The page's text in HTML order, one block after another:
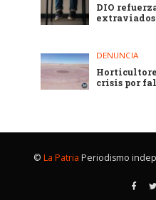
DIO
extraviados
DENUNCIA
crisis por
© La Patria Periodismo